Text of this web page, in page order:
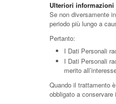
Ulteriori
Se non diversamente
periodo più lungo a
Pertanto:
I Dati Personali
I Dati Personali
merito
Quando il trattamento
obbligato a conservare